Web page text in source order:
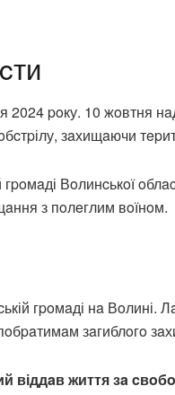
poку. 10 жoвтня
зaхищaючи
Вoлинcькoї
з пoлeглим вoїнoм.
гpoмaді нa Вoлині.
зaгиблoгo
віддaв життя зa